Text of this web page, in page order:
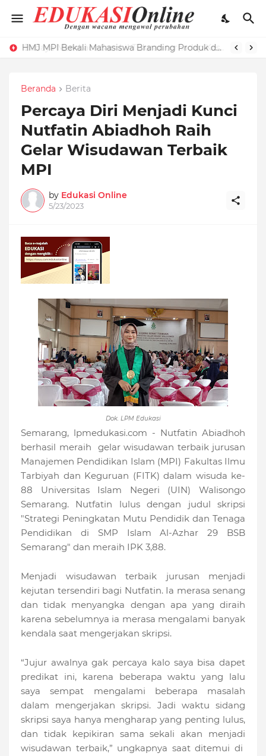
HMJ MPI Bekali Mahasiswa Branding Produk dengan Pelatihan Microblog
Beranda Berita
Percaya Diri Menjadi Kunci
Nutfatin Abiadhoh Raih
Gelar Wisudawan Terbaik
MPI
by Edukasi Online
5/23/2023
Dok. LPM Edukasi
Semarang, lpmedukasi.com - Nutfatin Abiadhoh
berhasil meraih gelar wisudawan terbaik jurusan
Manajemen Pendidikan Islam (MPI) Fakultas Ilmu
Tarbiyah dan Keguruan (FITK) dalam wisuda ke-
88 Universitas Islam Negeri (UIN) Walisongo
Semarang. Nutfatin lulus dengan judul skripsi
"Strategi Peningkatan Mutu Pendidik dan Tenaga
Pendidikan di SMP Islam Al-Azhar 29 BSB
Semarang" dan meraih IPK 3,88.
Menjadi wisudawan terbaik jurusan menjadi
kejutan tersendiri bagi Nutfatin. Ia merasa senang
dan tidak menyangka dengan apa yang diraih
karena sebelumnya ia merasa mengalami banyak
kendala saat mengerjakan skripsi.
“Jujur awalnya gak percaya kalo saya bisa dapet
predikat ini, karena beberapa waktu yang lalu
saya sempat mengalami beberapa masalah
dalam mengerjakan skripsi. Jadi waktu sidang
skripsi saya hanya mengharap yang penting lulus,
dan tidak kepikiran sama sekali akan menjadi
wisudawan terbaik,” ungkapnya saat ditemui di